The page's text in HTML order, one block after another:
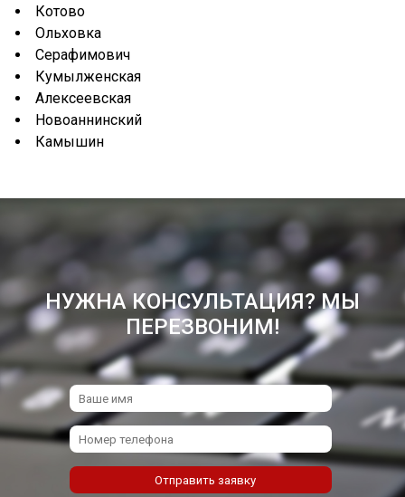
Котово
Ольховка
Серафимович
Кумылженская
Алексеевская
Новоаннинский
Камышин
НУЖНА КОНСУЛЬТАЦИЯ? МЫ
ПЕРЕЗВОНИМ!